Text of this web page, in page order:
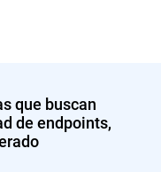
que buscan
de endpoints,